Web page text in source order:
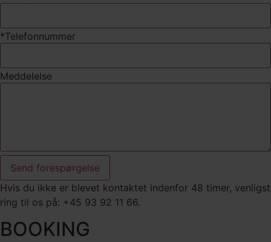
*Telefonnummer
Meddelelse
Send forespørgelse
Hvis du ikke er blevet kontaktet indenfor 48 timer, venligst
ring til os på: +45 93 92 11 66.
BOOKING